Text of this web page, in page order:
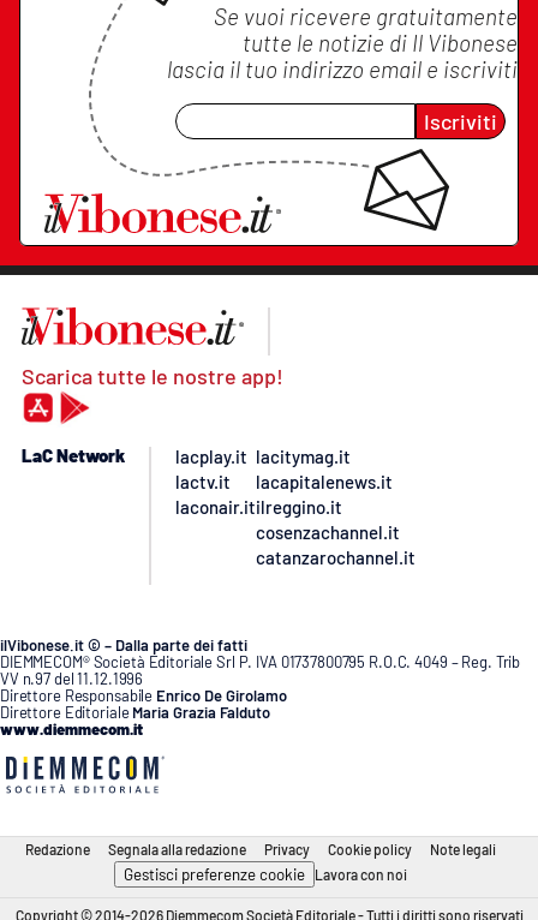
Se vuoi ricevere gratuitamente
tutte le notizie di Il Vibonese
lascia il tuo indirizzo email e iscriviti
Iscriviti
Scarica tutte le nostre app!
LaC Network
lacplay.it
lactv.it
laconair.it
lacitymag.it
lacapitalenews.it
ilreggino.it
cosenzachannel.it
catanzarochannel.it
ilVibonese.it © – Dalla parte dei fatti
DIEMMECOM® Società Editoriale Srl P. IVA 01737800795 R.O.C. 4049 – Reg. Trib
VV n.97 del 11.12.1996
Direttore Responsabile Enrico De Girolamo
Direttore Editoriale Maria Grazia Falduto
www.diemmecom.it
Redazione Segnala alla redazione Privacy Cookie policy Note legali
Gestisci preferenze cookie Lavora con noi
Copyright © 2014-2026 Diemmecom Società Editoriale - Tutti i diritti sono riservati